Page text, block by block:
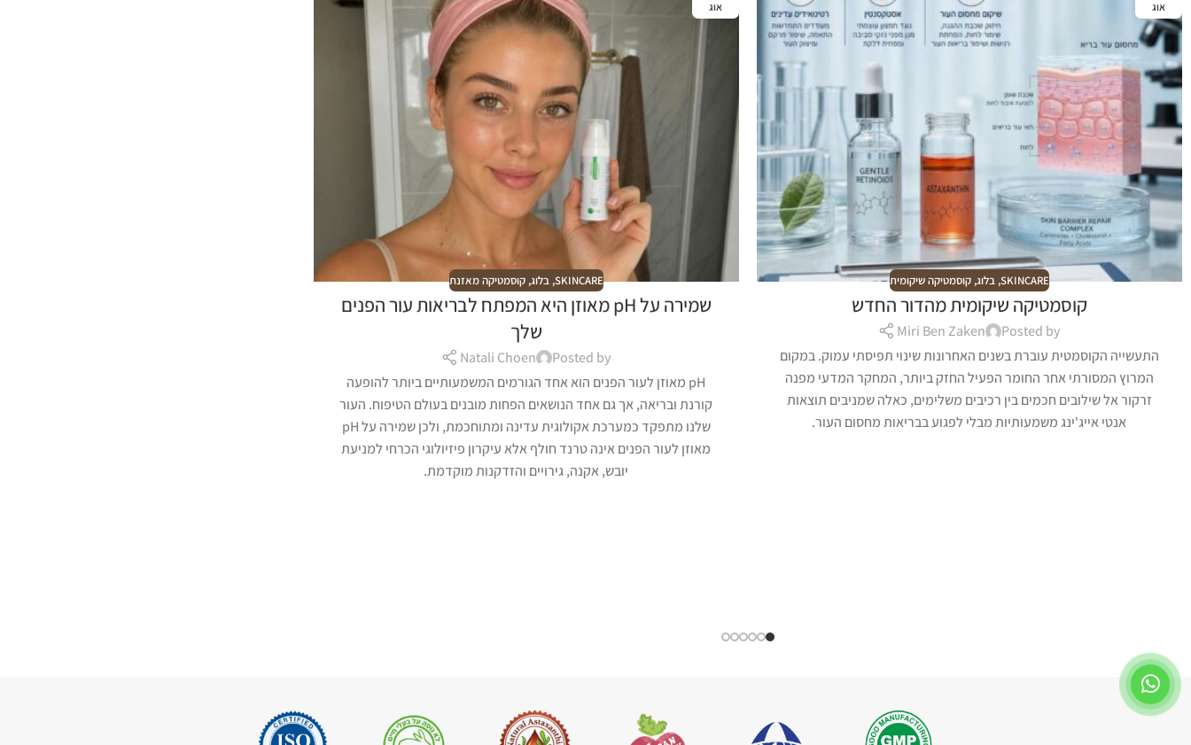
אוג
SKINCARE
,בלוג,קוסמטיקה שיקומית
קוסמטיקה שיקומית מהדור החדש
Posted by
Miri Ben Zaken
התעשייה הקוסמטית עוברת בשנים האחרונות שינוי תפיסתי עמוק. במקום
המרוץ המסורתי אחר החומר הפעיל החזק ביותר, המחקר המדעי מפנה
זרקור אל שילובים חכמים בין רכיבים משלימים, כאלה שמניבים תוצאות
אנטי אייג'ינג משמעותיות מבלי לפגוע בבריאות מחסום העור.
אוג
SKINCARE
,בלוג,קוסמטיקה מאזנת
שמירה על pH מאוזן היא המפתח לבריאות עור הפנים
שלך
Posted by
Natali Choen
pH מאוזן לעור הפנים הוא אחד הגורמים המשמעותיים ביותר להופעה
קורנת ובריאה, אך גם אחד הנושאים הפחות מובנים בעולם הטיפוח. העור
שלנו מתפקד כמערכת אקולוגית עדינה ומתוחכמת, ולכן שמירה על pH
מאוזן לעור הפנים אינה טרנד חולף אלא עיקרון פיזיולוגי הכרחי למניעת
יובש, אקנה, גירויים והזדקנות מוקדמת.